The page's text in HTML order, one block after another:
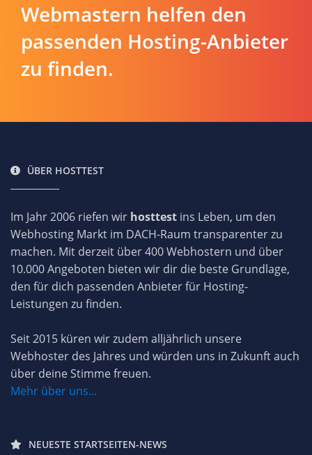
Webmastern helfen den
passenden Hosting-Anbieter
zu finden.
ÜBER HOSTTEST
Im Jahr 2006 riefen wir hosttest ins Leben, um den
Webhosting Markt im DACH-Raum transparenter zu
machen. Mit derzeit über 400 Webhostern und über
10.000 Angeboten bieten wir dir die beste Grundlage,
den für dich passenden Anbieter für Hosting-
Leistungen zu finden.
Seit 2015 küren wir zudem alljährlich unsere
Webhoster des Jahres und würden uns in Zukunft auch
über deine Stimme freuen.
Mehr über uns...
NEUESTE STARTSEITEN-NEWS